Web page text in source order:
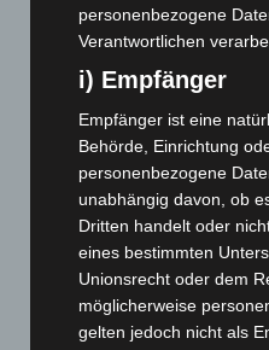
November 2023(130)
September 2023(133)
August 2023(134)
Juli 2023(118)
Juni 2023(142)
Mai 2023
(139)
April 2023(155)
März 2023(174)
personenbezogene
Verantwortlichen
i) Empfänger
Empfänger ist eine
Behörde, Einrichtung
personenbezogene
unabhängig davon, ob
Dritten handelt oder
eines bestimmten
Unionsrecht oder dem
möglicherweise
gelten jedoch nicht als